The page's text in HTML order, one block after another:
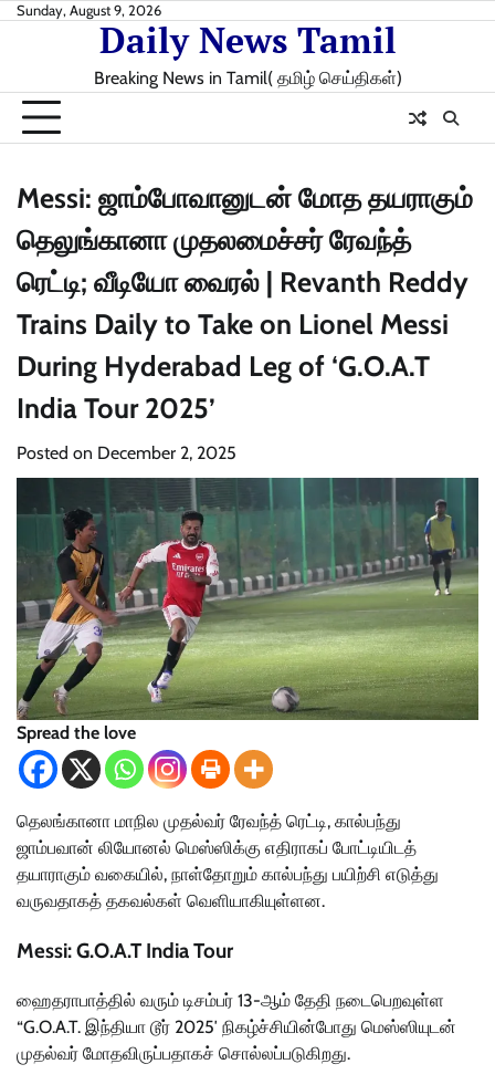
SkipSunday, August 9, 2026
Daily News Tamil
Breaking News in Tamil( தமிழ் செய்திகள்)
Messi: ஜாம்போவானுடன் மோத தயராகும்
தெலுங்கானா முதலமைச்சர் ரேவந்த்
ரெட்டி; வீடியோ வைரல் | Revanth Reddy
Trains Daily to Take on Lionel Messi
During Hyderabad Leg of ‘G.O.A.T
India Tour 2025’
Posted on December 2, 2025
Spread the love
தெலங்கானா மாநில முதல்வர் ரேவந்த் ரெட்டி, கால்பந்து
ஜாம்பவான் லியோனல் மெஸ்ஸிக்கு எதிராகப் போட்டியிடத்
தயாராகும் வகையில், நாள்தோறும் கால்பந்து பயிற்சி எடுத்து
வருவதாகத் தகவல்கள் வெளியாகியுள்ளன.
Messi: G.O.A.T India Tour
ஹைதராபாத்தில் வரும் டிசம்பர் 13-ஆம் தேதி நடைபெறவுள்ள
“G.O.A.T. இந்தியா டூர் 2025′ நிகழ்ச்சியின்போது மெஸ்ஸியுடன்
முதல்வர் மோதவிருப்பதாகச் சொல்லப்படுகிறது.